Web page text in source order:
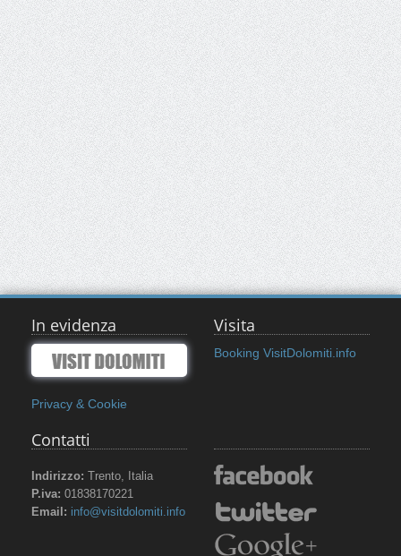
In evidenza
Privacy & Cookie
Visita
Booking VisitDolomiti.info
Contatti
Indirizzo: Trento, Italia
P.iva: 01838170221
Email: info@visitdolomiti.info